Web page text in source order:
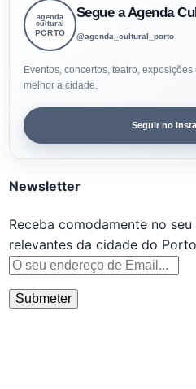
agenda
cultural
PORTO
Segue a Agenda
@agenda_cultural_porto
Eventos, concertos, teatro,
melhor a cidade.
Seguir no
Newsletter
Receba comodamente no
relevantes da cidade do